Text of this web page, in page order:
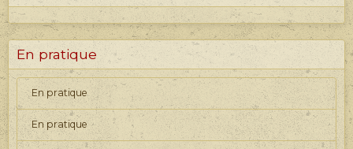
En pratique
En pratique
En pratique